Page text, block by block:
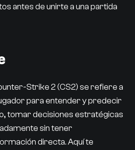
antes de unirte a una partida
Strike 2 (CS2) se refiere a
para entender y predecir
tomar decisiones estratégicas
sin tener
directa. Aquí te